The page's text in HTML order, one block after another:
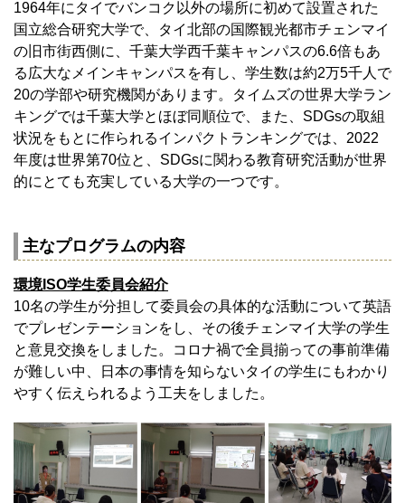
1964年にタイでバンコク以外の場所に初めて設置された
国立総合研究大学で、タイ北部の国際観光都市チェンマイ
の旧市街西側に、千葉大学西千葉キャンパスの6.6倍もあ
る広大なメインキャンパスを有し、学生数は約2万5千人で
20の学部や研究機関があります。タイムズの世界大学ラン
キングでは千葉大学とほぼ同順位で、また、SDGsの取組
状況をもとに作られるインパクトランキングでは、2022
年度は世界第70位と、SDGsに関わる教育研究活動が世界
的にとても充実している大学の一つです。
主なプログラムの内容
環境ISO学生委員会紹介
10名の学生が分担して委員会の具体的な活動について英語
でプレゼンテーションをし、その後チェンマイ大学の学生
と意見交換をしました。コロナ禍で全員揃っての事前準備
が難しい中、日本の事情を知らないタイの学生にもわかり
やすく伝えられるよう工夫をしました。